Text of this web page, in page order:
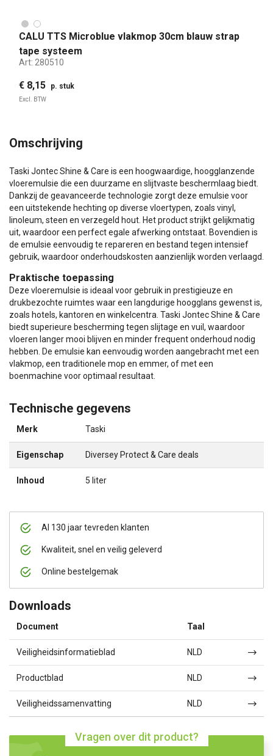
Al 130 jaar tevreden klanten
Kwaliteit, snel en veilig geleverd
Online bestelgemak
Downloads
Document Taal
Veiligheidsinformatieblad NLD
Productblad NLD
Veiligheidssamenvatting NLD
Vragen over dit product?
CALU TTS Microblue vlakmop 30cm blauw strap
tape systeem
Art: 280510
€ 8,15 p. stuk
Excl. BTW
Omschrijving
Taski Jontec Shine & Care is een hoogwaardige, hoogglanzende
vloeremulsie die een duurzame en slijtvaste beschermlaag biedt.
Dankzij de geavanceerde technologie zorgt deze emulsie voor
een uitstekende hechting op diverse vloertypen, zoals vinyl,
linoleum, steen en verzegeld hout. Het product strijkt gelijkmatig
uit, waardoor een perfect egale afwerking ontstaat. Bovendien is
de emulsie eenvoudig te repareren en bestand tegen intensief
gebruik, waardoor onderhoudskosten aanzienlijk worden verlaagd.
Praktische toepassing
Deze vloeremulsie is ideaal voor gebruik in prestigieuze en
drukbezochte ruimtes waar een langdurige hoogglans gewenst is,
zoals hotels, kantoren en winkelcentra. Taski Jontec Shine & Care
biedt superieure bescherming tegen slijtage en vuil, waardoor
vloeren langer mooi blijven en minder frequent onderhoud nodig
hebben. De emulsie kan eenvoudig worden aangebracht met een
vlakmop, een traditionele mop en emmer, of met een
boenmachine voor optimaal resultaat.
Technische gegevens
Merk Taski
Eigenschap Diversey Protect & Care deals
Inhoud 5 liter